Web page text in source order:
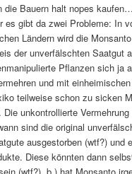
die Bauern halt nopes
es gibt da zwei Probleme: In
Ländern wird die
der unverfälschten Saatgut
Pflanzen sich ja
und mit
teilweise schon zu sicken
Die unkontrollierte
sind die original
ausgestorben (wtf?) und
Diese könnten dann